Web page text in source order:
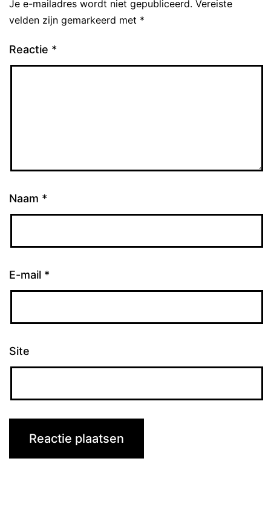
Je e-mailadres wordt niet gepubliceerd. Vereiste
velden zijn gemarkeerd met *
Reactie *
Naam *
E-mail *
Site